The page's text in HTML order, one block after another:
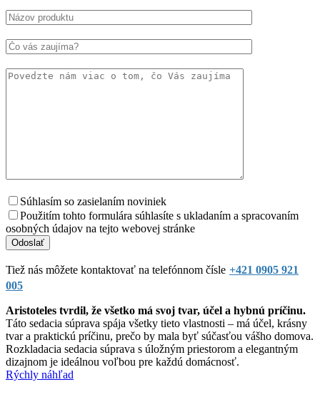
Súhlasím so zasielaním noviniek
Použitím tohto formulára súhlasíte s ukladaním a spracovaním
osobných údajov na tejto webovej stránke
Tiež nás môžete kontaktovať na telefónnom čísle +421 0905 921
005
Aristoteles tvrdil, že všetko má svoj tvar, účel a hybnú príčinu.
Táto sedacia súprava spája všetky tieto vlastnosti – má účel, krásny
tvar a praktickú príčinu, prečo by mala byť súčasťou vášho domova.
Rozkladacia sedacia súprava s úložným priestorom a elegantným
dizajnom je ideálnou voľbou pre každú domácnosť.
Rýchly náhľad